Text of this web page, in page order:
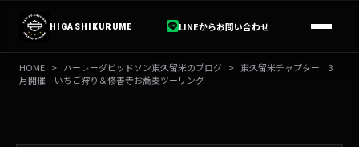
ス
HIGASHIKURUME LINEからお問い合わせ
HOME > ハーレーダビッドソン東久留米のブログ > 東久留米チャプター 3
月開催 いちご狩り＆修善寺お蕎麦ツーリング